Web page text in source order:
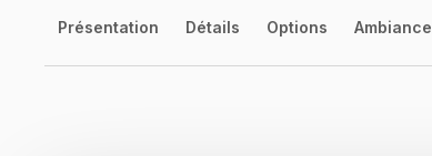
Présentation Détails Options Ambiance